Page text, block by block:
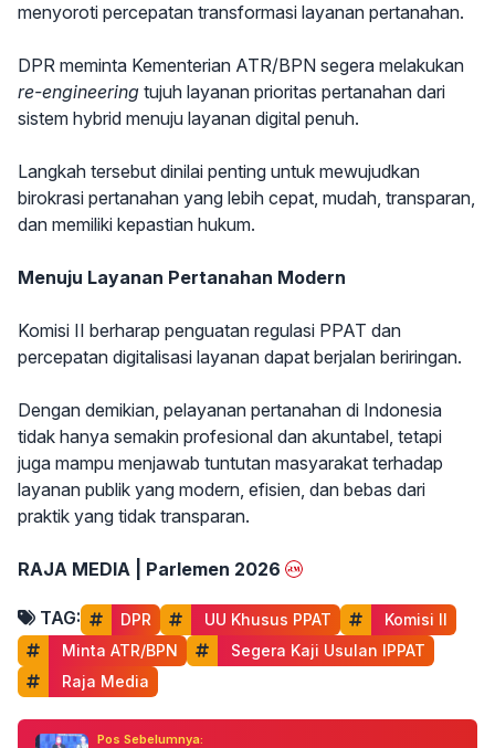
menyoroti percepatan transformasi layanan pertanahan.
DPR meminta Kementerian ATR/BPN segera melakukan
re-engineering tujuh layanan prioritas pertanahan dari
sistem hybrid menuju layanan digital penuh.
Langkah tersebut dinilai penting untuk mewujudkan
birokrasi pertanahan yang lebih cepat, mudah, transparan,
dan memiliki kepastian hukum.
Menuju Layanan Pertanahan Modern
Komisi II berharap penguatan regulasi PPAT dan
percepatan digitalisasi layanan dapat berjalan beriringan.
Dengan demikian, pelayanan pertanahan di Indonesia
tidak hanya semakin profesional dan akuntabel, tetapi
juga mampu menjawab tuntutan masyarakat terhadap
layanan publik yang modern, efisien, dan bebas dari
praktik yang tidak transparan.
RAJA MEDIA | Parlemen 2026
TAG: DPR UU Khusus PPAT
Komisi II
Minta ATR/BPN
Segera Kaji Usulan IPPAT
Raja Media
Pos Sebelumnya: